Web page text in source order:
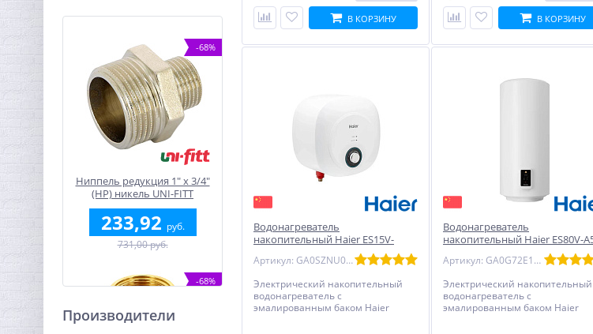
-68%
Ниппель редукция 1" x 3/4"
(НР) никель UNI-FITT
233,92 руб.
731,00 руб.
-68%
Производители
В КОРЗИНУ В КОРЗИНУ
Водонагреватель
накопительный Haier ES15V-
MQ1(R) эмаль - плоский
Артикул: GA0SZNU0LRU
Электрический накопительный
водонагреватель с
эмалированным баком Haier
Водонагреватель
накопительный Haier ES80V-
Артикул: GA0G72E1CRU
Электрический накопительный
водонагреватель с
эмалированным баком Haier